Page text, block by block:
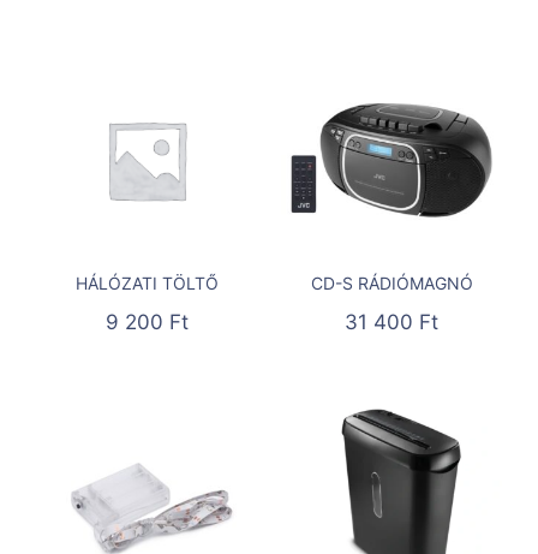
HÁLÓZATI TÖLTŐ
9 200 Ft
CD-S RÁDIÓMAGNÓ
31 400 Ft